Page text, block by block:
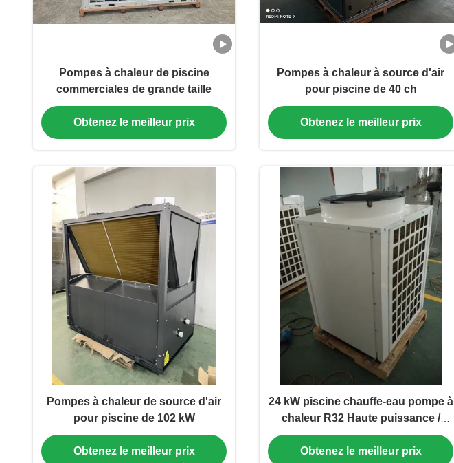
Pompes à chaleur de piscine
commerciales de grande taille
Obtenez le meilleur prix
Pompes à chaleur à source d'air
pour piscine de 40 ch
Obtenez le meilleur prix
Pompes à chaleur de source d'air
pour piscine de 102 kW
Obtenez le meilleur prix
24 kW piscine chauffe-eau pompe à
chaleur R32 Haute puissance /
efficacité
Obtenez le meilleur prix